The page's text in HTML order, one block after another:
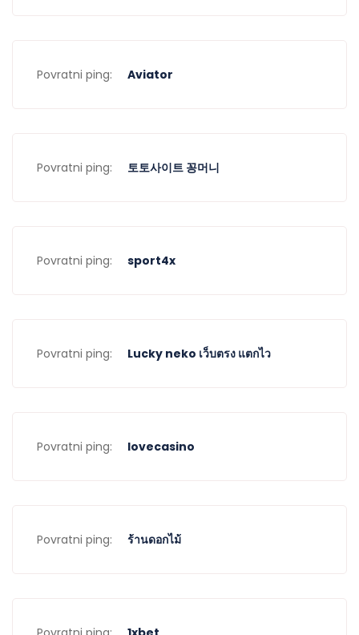
Povratni ping: Aviator
Povratni ping: 토토사이트 꽁머니
Povratni ping: sport4x
Povratni ping: Lucky neko เว็บตรง แตกไว
Povratni ping: lovecasino
Povratni ping: ร้านดอกไม้